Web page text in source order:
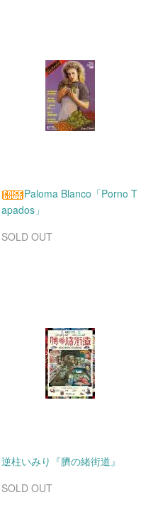
Paloma Blanco「Porno T
apados」
SOLD OUT
逆柱いみり『臍の緒街道』
SOLD OUT